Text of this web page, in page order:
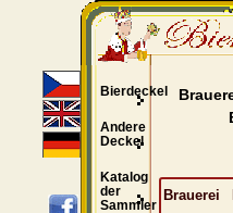
Brauerei
Bierdeckel
Andere
Deckel
Katalog
der
Sammler